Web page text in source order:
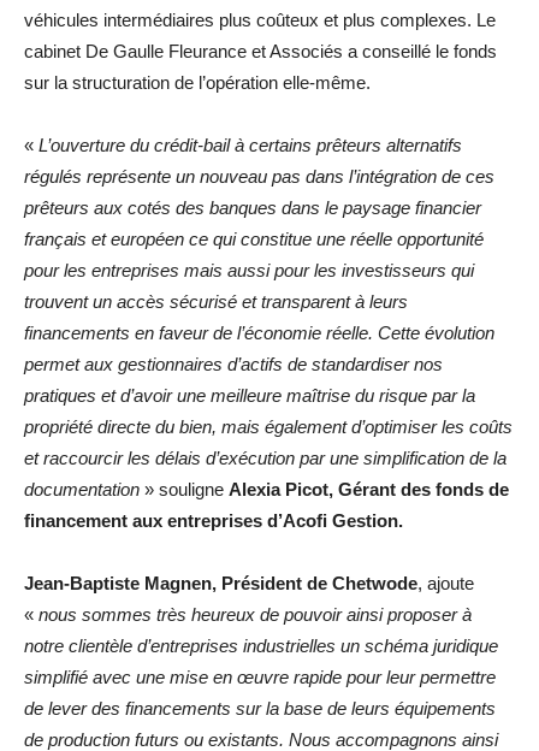
véhicules intermédiaires plus coûteux et plus complexes. Le
cabinet De Gaulle Fleurance et Associés a conseillé le fonds
sur la structuration de l’opération elle-même.
« L’ouverture du crédit-bail à certains prêteurs alternatifs
régulés représente un nouveau pas dans l’intégration de ces
prêteurs aux cotés des banques dans le paysage financier
français et européen ce qui constitue une réelle opportunité
pour les entreprises mais aussi pour les investisseurs qui
trouvent un accès sécurisé et transparent à leurs
financements en faveur de l’économie réelle. Cette évolution
permet aux gestionnaires d’actifs de standardiser nos
pratiques et d’avoir une meilleure maîtrise du risque par la
propriété directe du bien, mais également d’optimiser les coûts
et raccourcir les délais d’exécution par une simplification de la
documentation » souligne Alexia Picot, Gérant des fonds de
financement aux entreprises d’Acofi Gestion.
Jean-Baptiste Magnen, Président de Chetwode, ajoute
« nous sommes très heureux de pouvoir ainsi proposer à
notre clientèle d’entreprises industrielles un schéma juridique
simplifié avec une mise en œuvre rapide pour leur permettre
de lever des financements sur la base de leurs équipements
de production futurs ou existants. Nous accompagnons ainsi